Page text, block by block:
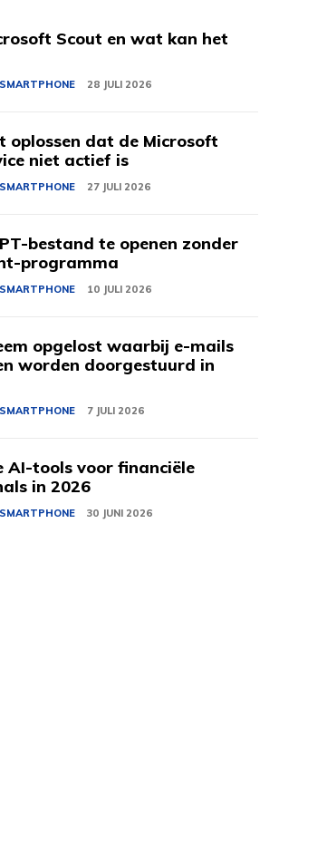
Scout en wat kan het
28 JULI 2026
oplossen dat de Microsoft
niet actief is
27 JULI 2026
bestand te openen zonder
programma
10 JULI 2026
opgelost waarbij e-mails
worden doorgestuurd in
7 JULI 2026
AI-tools voor financiële
in 2026
30 JUNI 2026